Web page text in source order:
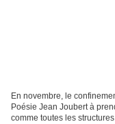
En novembre, le
Poésie Jean Joubert à
comme toutes les